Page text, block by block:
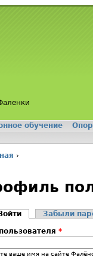
›
(активная
Забыли
*
ваше имя на сайте
обучение